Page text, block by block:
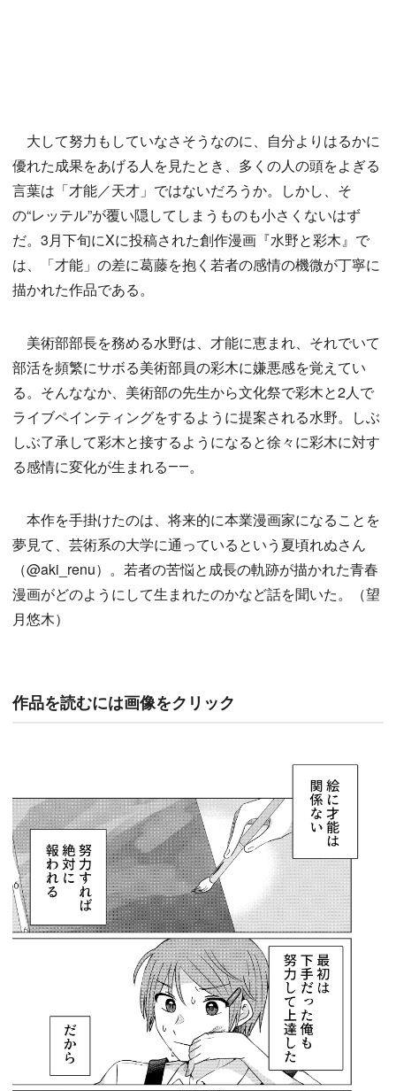
大して努力もしていなさそうなのに、自分よりはるかに
優れた成果をあげる人を見たとき、多くの人の頭をよぎる
言葉は「才能／天才」ではないだろうか。しかし、そ
の“レッテル”が覆い隠してしまうものも小さくないはず
だ。3月下旬にXに投稿された創作漫画『水野と彩木』で
は、「才能」の差に葛藤を抱く若者の感情の機微が丁寧に
描かれた作品である。
美術部部長を務める水野は、才能に恵まれ、それでいて
部活を頻繁にサボる美術部員の彩木に嫌悪感を覚えてい
る。そんななか、美術部の先生から文化祭で彩木と2人で
ライブペインティングをするように提案される水野。しぶ
しぶ了承して彩木と接するようになると徐々に彩木に対す
る感情に変化が生まれる――。
本作を手掛けたのは、将来的に本業漫画家になることを
夢見て、芸術系の大学に通っているという夏頃れぬさん
（@aki_renu）。若者の苦悩と成長の軌跡が描かれた青春
漫画がどのようにして生まれたのかなど話を聞いた。（望
月悠木）
作品を読むには画像をクリック